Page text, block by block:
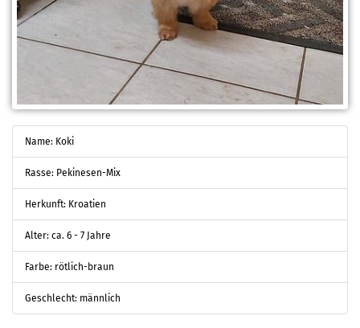
Name: Koki
Rasse: Pekinesen-Mix
Herkunft: Kroatien
Alter: ca. 6 - 7 Jahre
Farbe: rötlich-braun
Geschlecht: männlich